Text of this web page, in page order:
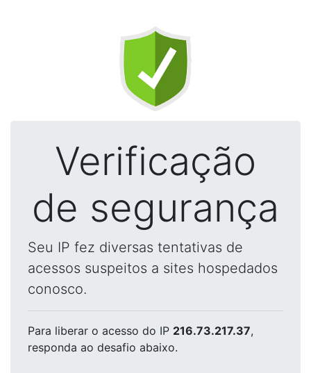
Verificação
de segurança
Seu IP fez diversas tentativas de
acessos suspeitos a sites hospedados
conosco.
Para liberar o acesso do IP 216.73.217.37,
responda ao desafio abaixo.